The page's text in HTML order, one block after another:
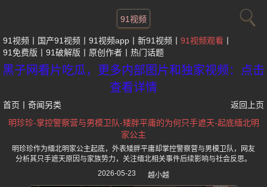
91视频
91视频 国产91视频 91视频app 新91视频
91视频观看
91免费版
91破解版 原创作者 热门话题
黑子网看片吃瓜，更多内部图片和独家视频：点击
查看详情
首页 奇闻另类
返回上页
明珍珍-掌控警察营与男模卫队-矮胖平庸的为何只手遮天-起底缅北明
家公主
明珍珍作为缅北明家公主起底，外表矮胖平庸却掌控警察营与男模卫队，网友
分析其只手遮天原因与家族势力，关注缅北相关事件后续影响与社会反思。
2026-05-23
越小越